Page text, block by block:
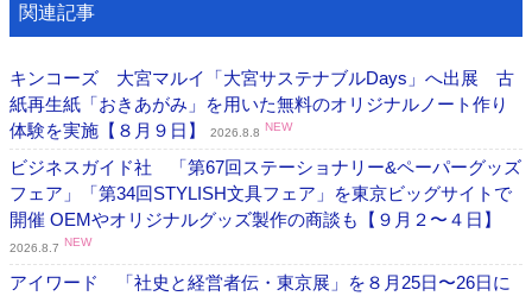
関連記事
キンコーズ 大宮マルイ「大宮サステナブルDays」へ出展 古
紙再生紙「おきあがみ」を用いた無料のオリジナルノート作り
体験を実施【８月９日】
2026.8.8 NEW
ビジネスガイド社 「第67回ステーショナリー&ペーパーグッズ
フェア」「第34回STYLISH文具フェア」を東京ビッグサイトで
開催 OEMやオリジナルグッズ製作の商談も【９月２〜４日】
2026.8.7 NEW
アイワード 「社史と経営者伝・東京展」を８月25日〜26日に